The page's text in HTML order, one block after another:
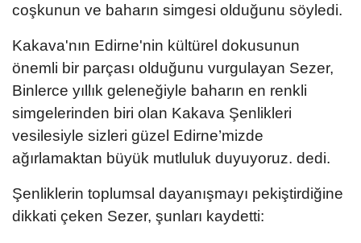
coşkunun ve baharın simgesi olduğunu söyledi.
Kakava'nın Edirne'nin kültürel dokusunun
önemli bir parçası olduğunu vurgulayan Sezer,
Binlerce yıllık geleneğiyle baharın en renkli
simgelerinden biri olan Kakava Şenlikleri
vesilesiyle sizleri güzel Edirne’mizde
ağırlamaktan büyük mutluluk duyuyoruz. dedi.
Şenliklerin toplumsal dayanışmayı pekiştirdiğine
dikkati çeken Sezer, şunları kaydetti: